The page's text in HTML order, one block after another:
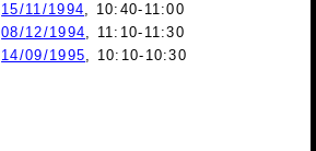
15/11/1994, 10:40-11:00
08/12/1994, 11:10-11:30
14/09/1995, 10:10-10:30